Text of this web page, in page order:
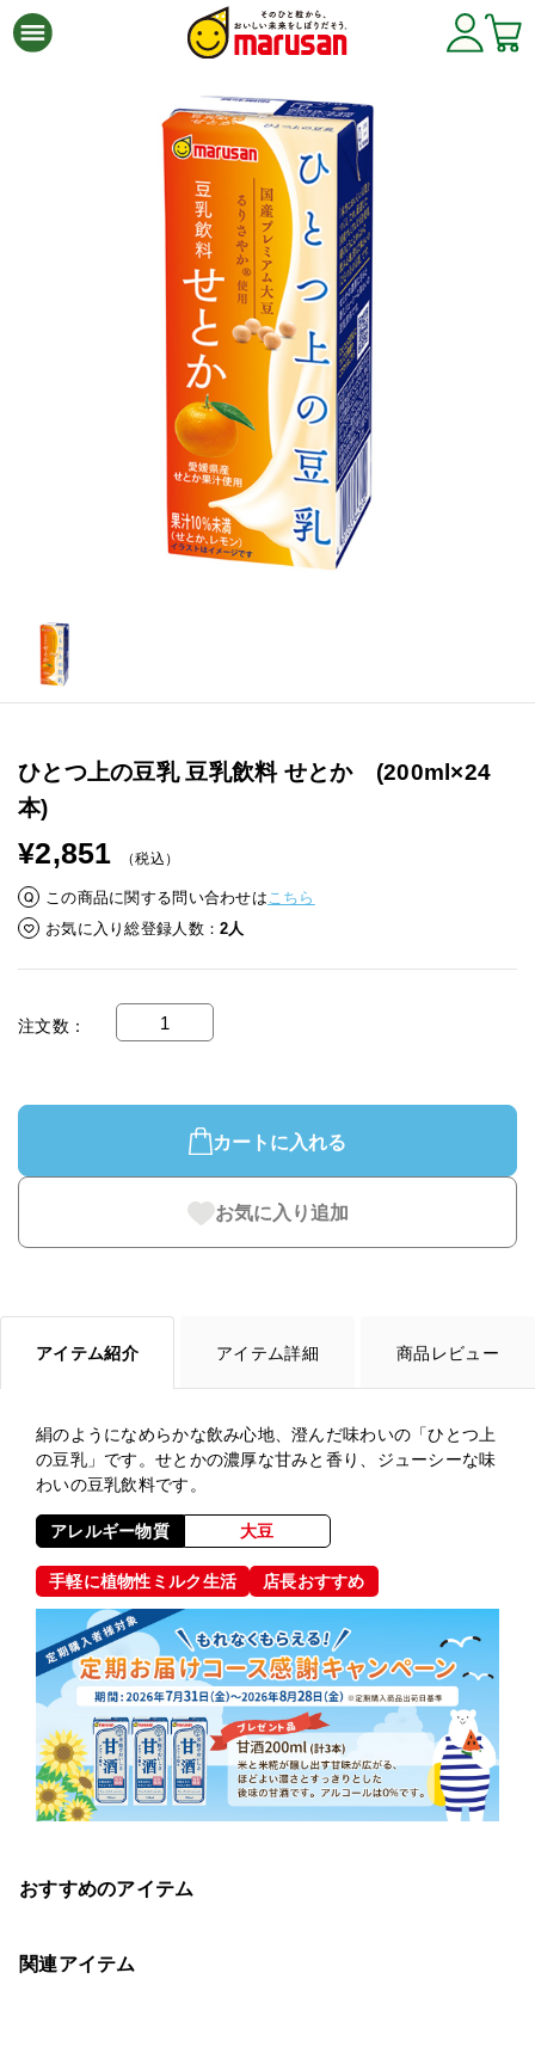
ひとつ上の豆乳 豆乳飲料 せとか (200ml×24
本)
¥2,851 （税込）
この商品に関する問い合わせはこちら
お気に入り総登録人数
2人
注文数
カートに入れる
お気に入り追加
アイテム紹介
絹のようになめらかな飲み心地、澄んだ味わいの「ひとつ上
の豆乳」です。せとかの濃厚な甘みと香り、ジューシーな味
わいの豆乳飲料です。
アレルギー物質 大豆
手軽に植物性ミルク生活 店長おすすめ
アイテム詳細 商品レビュー
おすすめのアイテム
関連アイテム